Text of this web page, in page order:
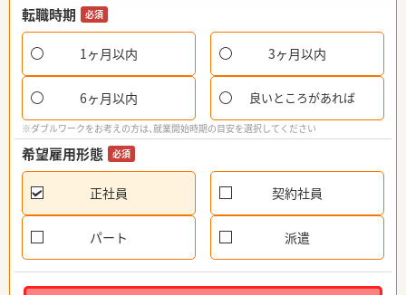
転職時期 必須
1ヶ月以内 3ヶ月以内
6ヶ月以内 良いところがあれば
※ダブルワークをお考えの方は、就業開始時期の目安を選択してください
希望雇用形態 必須
正社員 契約社員
パート 派遣